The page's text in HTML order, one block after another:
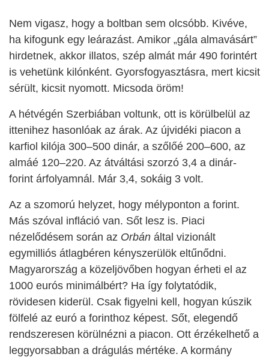
Nem vigasz, hogy a boltban sem olcsóbb. Kivéve,
ha kifogunk egy leárazást. Amikor „gála almavásárt”
hirdetnek, akkor illatos, szép almát már 490 forintért
is vehetünk kilónként. Gyorsfogyasztásra, mert kicsit
sérült, kicsit nyomott. Micsoda öröm!
A hétvégén Szerbiában voltunk, ott is körülbelül az
ittenihez hasonlóak az árak. Az újvidéki piacon a
karfiol kilója 300–500 dinár, a szőlőé 200–600, az
almáé 120–220. Az átváltási szorzó 3,4 a dinár-
forint árfolyamnál. Már 3,4, sokáig 3 volt.
Az a szomorú helyzet, hogy mélyponton a forint.
Más szóval infláció van. Sőt lesz is. Piaci
nézelődésem során az Orbán által vizionált
egymilliós átlagbéren kényszerülök eltűnődni.
Magyarország a közeljövőben hogyan érheti el az
1000 eurós minimálbért? Ha így folytatódik,
rövidesen kiderül. Csak figyelni kell, hogyan kúszik
fölfelé az euró a forinthoz képest. Sőt, elegendő
rendszeresen körülnézni a piacon. Ott érzékelhető a
leggyorsabban a drágulás mértéke. A kormány